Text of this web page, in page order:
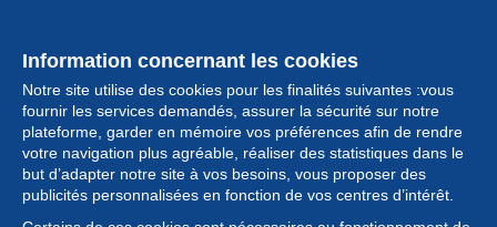
Information concernant les cookies
Notre site utilise des cookies pour les finalités suivantes :vous
fournir les services demandés, assurer la sécurité sur notre
plateforme, garder en mémoire vos préférences afin de rendre
votre navigation plus agréable, réaliser des statistiques dans le
but d’adapter notre site à vos besoins, vous proposer des
publicités personnalisées en fonction de vos centres d’intérêt.
Collection